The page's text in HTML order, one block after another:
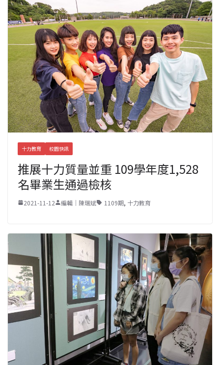
十力教育 校園快訊
推展十力質量並重 109學年度1,528
名畢業生通過檢核
2021-11-12 編輯｜陳瑞斌 1109期, 十力教育